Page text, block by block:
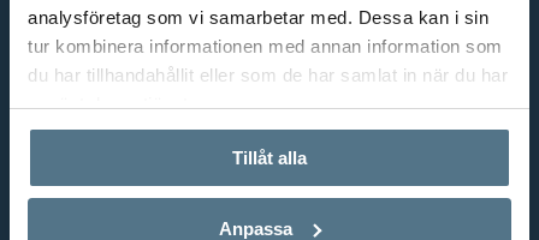
analysföretag som vi samarbetar med. Dessa kan i sin
tur kombinera informationen med annan information som
du har tillhandahållit eller som de har samlat in när du har
använt deras tjänster.
Tillåt alla
Anpassa
Vill du också sälja din bostad?